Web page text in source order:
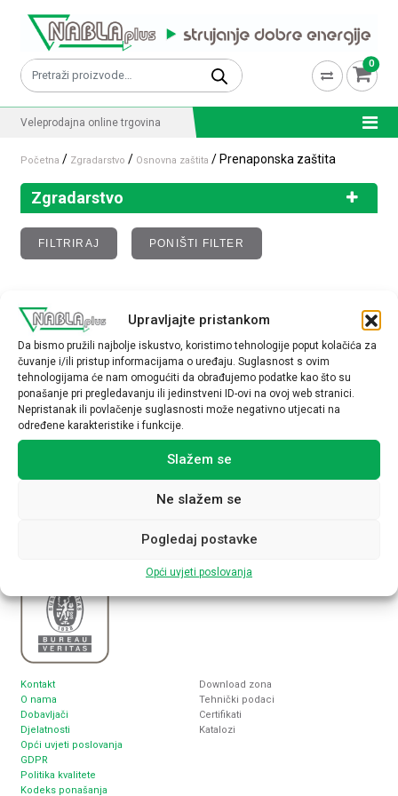
Upravljajte pristankom
Da bismo pružili najbolje iskustvo, koristimo tehnologije poput kolačića za
čuvanje i/ili pristup informacijama o uređaju. Suglasnost s ovim
tehnologijama će nam omogućiti da obrađujemo podatke kao što su
ponašanje pri pregledavanju ili jedinstveni ID-ovi na ovoj web stranici.
Nepristanak ili povlačenje suglasnosti može negativno utjecati na
određene karakteristike i funkcije.
Slažem se
Ne slažem se
Pogledaj postavke
Opći uvjeti poslovanja
Pretraži: 0
Veleprodajna online trgovina
Početna / Zgradarstvo / Osnovna zaštita / Prenaponska zaštita
Zgradarstvo
FILTRIRAJ PONIŠTI FILTER
Prenaponska zaštita
Nisu pronađeni proizvodi koji odgovaraju vašem
odabiru.
Inženjering, proizvodnja i trgovina
elektrotehničkim proizvodima
Zagreb, Lukoranska 2
www.nabla-plus.hr
nabla@nabla-plus.hr
Kontakt
O nama
Dobavljači
Djelatnosti
Opći uvjeti poslovanja
GDPR
Politika kvalitete
Kodeks ponašanja
Download zona
Tehnički podaci
Certifikati
Katalozi